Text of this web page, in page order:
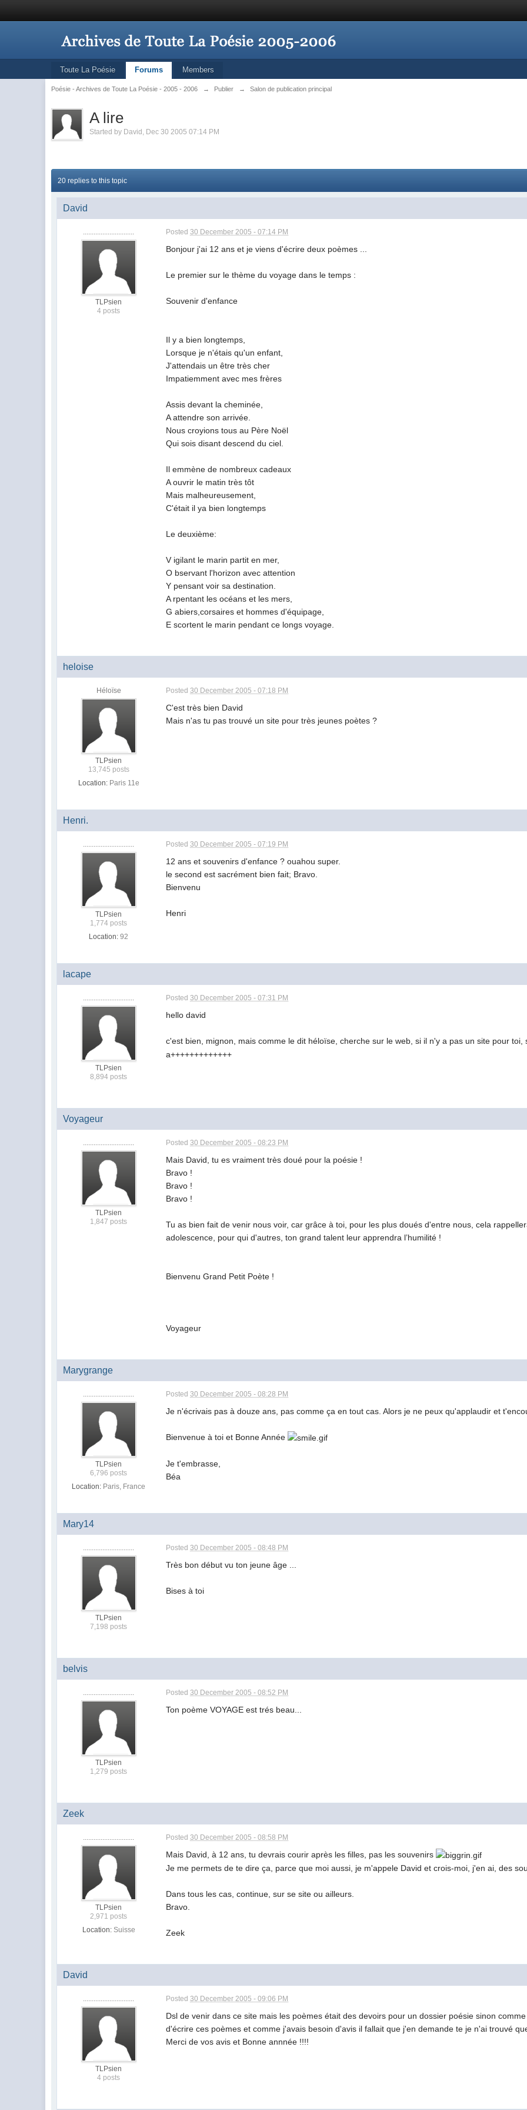
Toute La Poésie Forums Members
Poésie - Archives de Toute La Poésie - 2005 - 2006 → Publier → Salon de publication principal
A lire
Started by David , Dec 30 2005 07:14 PM
20 replies to this topic
David
.............................
TLPsien
4 posts
Posted30 December 2005 - 07:14 PM
Bonjour j'ai 12 ans et je viens d'écrire deux poèmes ...
Le premier sur le thème du voyage dans le temps :
Souvenir d'enfance
Il y a bien longtemps,
Lorsque je n'étais qu'un enfant,
J'attendais un être très cher
Impatiemment avec mes frères
Assis devant la cheminée,
A attendre son arrivée.
Nous croyions tous au Père Noël
Qui sois disant descend du ciel.
Il emmène de nombreux cadeaux
A ouvrir le matin très tôt
Mais malheureusement,
C'était il ya bien longtemps
Le deuxième:
V igilant le marin partit en mer,
O bservant l'horizon avec attention
Y pensant voir sa destination.
A rpentant les océans et les mers,
G abiers,corsaires et hommes d'équipage,
E scortent le marin pendant ce longs voyage.
heloise
Héloïse
TLPsien
13,745 posts
Location: Paris 11e
Posted30 December 2005 - 07:18 PM
C'est très bien David
Mais n'as tu pas trouvé un site pour très jeunes poètes ?
Henri.
.............................
TLPsien
1,774 posts
Location: 92
Posted30 December 2005 - 07:19 PM
12 ans et souvenirs d'enfance ? ouahou super.
le second est sacrément bien fait; Bravo.
Bienvenu
Henri
lacape
.............................
TLPsien
8,894 posts
Posted30 December 2005 - 07:31 PM
hello david
c'est bien, mignon, mais comme le dit héloïse, cherche sur le web, si il n'y a pas un site pour
a+++++++++++++
Voyageur
.............................
TLPsien
1,847 posts
Posted30 December 2005 - 08:23 PM
Mais David, tu es vraiment très doué pour la poésie !
Bravo !
Bravo !
Bravo !
Tu as bien fait de venir nous voir, car grâce à toi, pour les plus doués d'entre nous, cela
adolescence, pour qui d'autres, ton grand talent leur apprendra l’humilité !
Bienvenu Grand Petit Poète !
Voyageur
Marygrange
.............................
TLPsien
6,796 posts
Location: Paris, France
Posted30 December 2005 - 08:28 PM
Je n'écrivais pas à douze ans, pas comme ça en tout cas. Alors je ne peux qu'applaudir et
Bienvenue à toi et Bonne Année
Je t'embrasse,
Béa
Mary14
.............................
TLPsien
7,198 posts
Posted30 December 2005 - 08:48 PM
Très bon début vu ton jeune âge ...
Bises à toi
belvis
.............................
TLPsien
1,279 posts
Posted30 December 2005 - 08:52 PM
Ton poème VOYAGE est trés beau...
Zeek
.............................
TLPsien
2,971 posts
Location: Suisse
Posted30 December 2005 - 08:58 PM
Mais David, à 12 ans, tu devrais courir après les filles, pas les souvenirs
Je me permets de te dire ça, parce que moi aussi, je m'appele David et crois-moi, j'en ai, des
Dans tous les cas, continue, sur se site ou ailleurs.
Bravo.
Zeek
David
.............................
TLPsien
4 posts
Posted30 December 2005 - 09:06 PM
Dsl de venir dans ce site mais les poèmes était des devoirs pour un dossier poésie sinon
d'écrire ces poèmes et comme j'avais besoin d'avis il fallait que j'en demande te je n'ai trouvé
Merci de vos avis et Bonne annnée !!!!